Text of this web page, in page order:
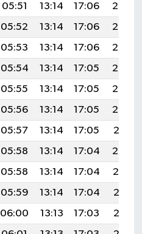
05:51 13:14 17:06
20:26
05:52 13:14 17:06
20:26
05:53 13:14 17:06
20:25
05:54 13:14 17:05
20:24
05:55 13:14 17:05
20:23
05:56 13:14 17:05
20:22
05:57 13:14 17:05
20:21
05:58 13:14 17:04
20:20
05:58 13:14 17:04
20:19
05:59 13:14 17:04
20:18
06:00 13:13 17:03
20:17